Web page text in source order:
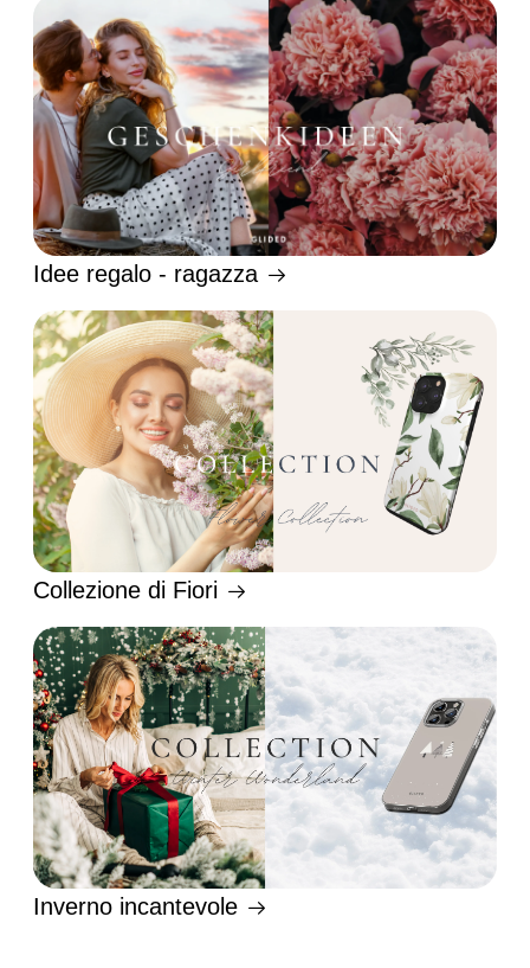
Idee regalo - ragazza
Collezione di Fiori
Inverno incantevole